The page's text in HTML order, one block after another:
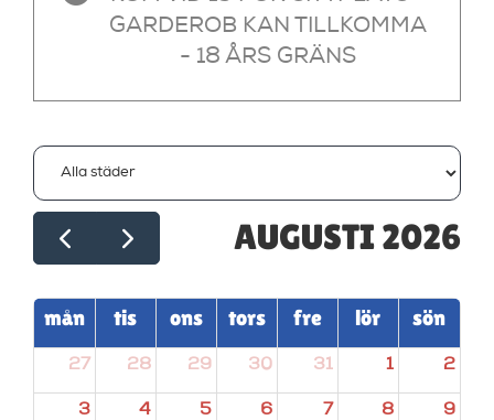
GARDEROB KAN TILLKOMMA
- 18 ÅRS GRÄNS
AUGUSTI 2026
mån tis ons tors fre lör sön
27 28 29 30 31 1 2
3 4 5 6 7 8 9